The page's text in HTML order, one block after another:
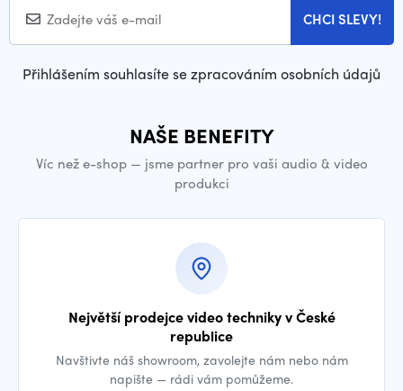
CHCI SLEVY!
Přihlášením souhlasíte se zpracováním osobních údajů
NAŠE BENEFITY
Víc než e-shop — jsme partner pro vaši audio & video
produkci
Největší prodejce video techniky v České
republice
Navštivte náš showroom, zavolejte nám nebo nám
napište — rádi vám pomůžeme.